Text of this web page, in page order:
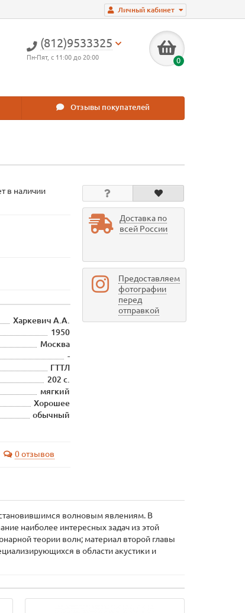
Личный кабинет
(812)9533325
Пн-Пят, с 11:00 до 20:00 0
Отзывы покупателей
в наличии
Харкевич А.А.
1950
Москва
-
ГТТЛ
202 с.
мягкий
Хорошее
обычный
0 отзывов
Доставка по
всей России
Предоставляем
фотографии
перед
отправкой
волновым явлениям. В
наиболее интересных задач из этой
теории волн; материал второй главы
в области акустики и